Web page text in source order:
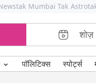
Mumbai Tak
शोज़
⌄ पॉलिटिक्स स्पोर्ट्स